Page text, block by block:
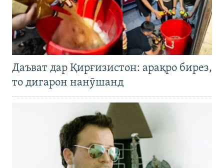
Даъват дар Қирғизистон: арақро бирез,
то дигарон нанӯшанд